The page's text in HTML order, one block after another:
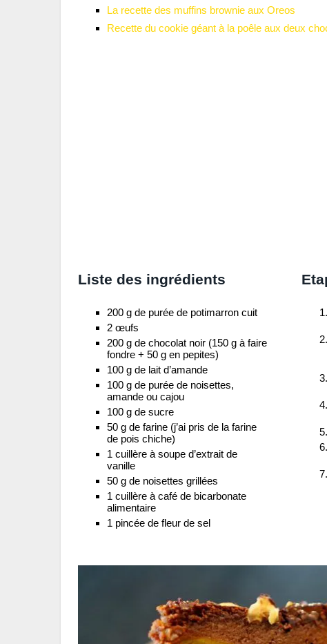
La recette des muffins brownie aux Oreos
Recette du cookie géant à la poêle aux deux
Liste des ingrédients
200 g de purée de potimarron cuit
2 œufs
200 g de chocolat noir (150 g à faire
fondre + 50 g en pepites)
100 g de lait d’amande
100 g de purée de noisettes,
amande ou cajou
100 g de sucre
50 g de farine (j’ai pris de la farine
de pois chiche)
1 cuillère à soupe d’extrait de
vanille
50 g de noisettes grillées
1 cuillère à café de bicarbonate
alimentaire
1 pincée de fleur de sel